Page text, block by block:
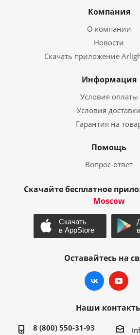
Компания
О компании
Новости
Скачать приложение
Информация
Условия оплаты
Условия доставки
Гарантия на
Помощь
Вопрос-ответ
Скачайте бесплатное
Moscow
Оставайтесь на
Наши
8 (800) 550-31-93